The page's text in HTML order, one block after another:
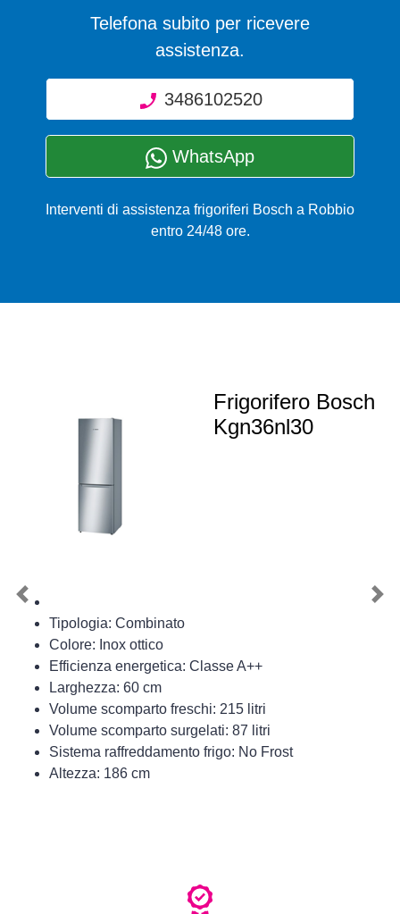
Telefona subito per ricevere
assistenza.
3486102520
WhatsApp
Interventi di assistenza frigoriferi Bosch a Robbio
entro 24/48 ore.
Frigorifero Bosch
Kgn36nl30
Tipologia: Combinato
Colore: Inox ottico
Efficienza energetica: Classe A++
Larghezza: 60 cm
Volume scomparto freschi: 215 litri
Volume scomparto surgelati: 87 litri
Sistema raffreddamento frigo: No Frost
Altezza: 186 cm
Previous